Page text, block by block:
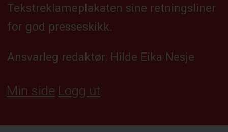
Tekstreklameplakaten sine retningsliner
for god presseskikk.
Ansvarleg redaktør: Hilde Eika Nesje
Min side Logg ut